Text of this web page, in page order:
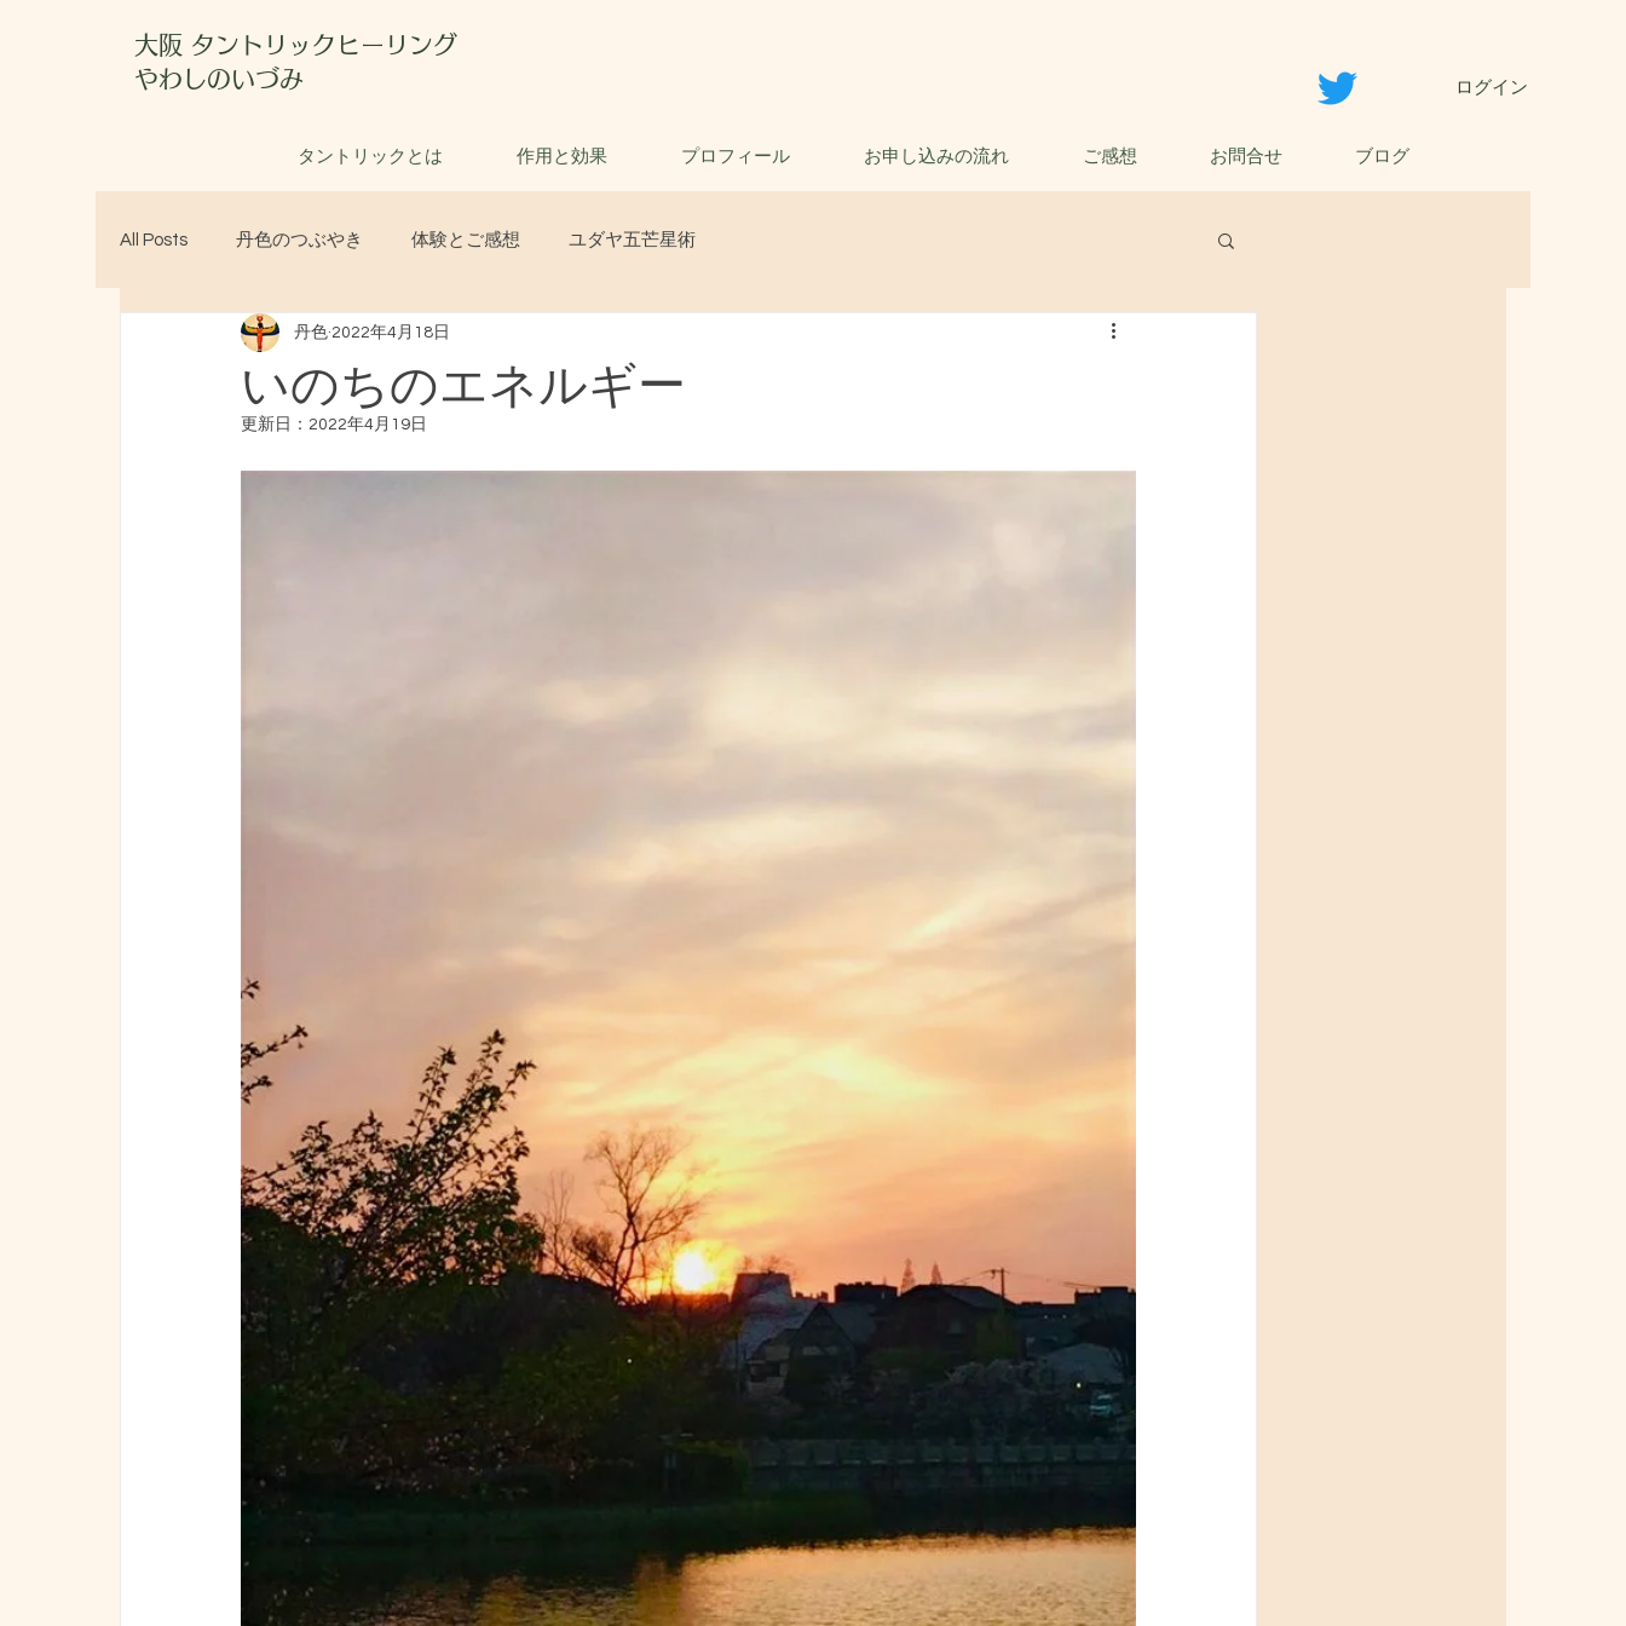
大阪 タントリックヒーリング
やわしのいづみ
ログイン
タントリックとは 作用と効果 プロフィール お申し込みの流れ ご感想 お問合せ ブログ
All Posts 丹色のつぶやき 体験とご感想 ユダヤ五芒星術
いのちのエネルギー
丹色 2022年4月18日
更新日： 2022年4月19日